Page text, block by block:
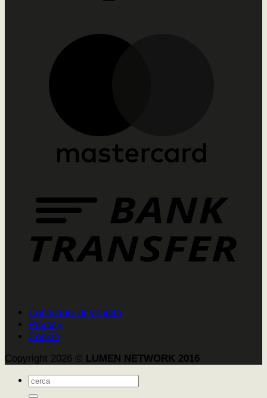
Condizioni di Vendita
Privacy
Cookie
Copyright 2026 © LUMEN NETWORK 2016
Cerca: